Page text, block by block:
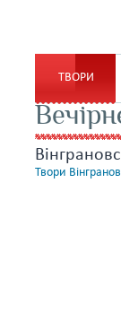
ТВОРИ
Твори